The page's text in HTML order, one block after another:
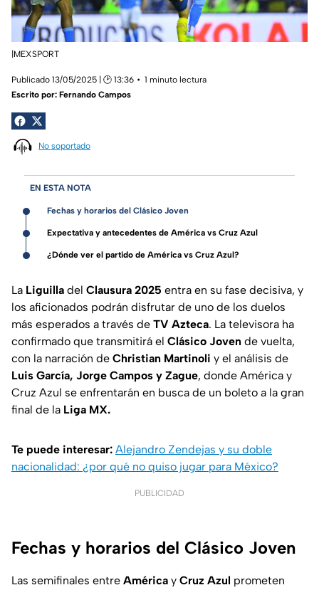
|MEXSPORT
Publicado 13/05/2025 | 🕑 13:36
1 minuto lectura
Escrito por: Fernando Campos
No soportado
EN ESTA NOTA
Fechas y horarios del Clásico Joven
Expectativa y antecedentes de América vs Cruz Azul
¿Dónde ver el partido de América vs Cruz Azul?
La Liguilla del Clausura 2025 entra en su fase decisiva, y
los aficionados podrán disfrutar de uno de los duelos
más esperados a través de TV Azteca. La televisora ha
confirmado que transmitirá el Clásico Joven de vuelta,
con la narración de Christian Martinoli y el análisis de
Luis García, Jorge Campos y Zague, donde América y
Cruz Azul se enfrentarán en busca de un boleto a la gran
final de la Liga MX.
Te puede interesar: Alejandro Zendejas y su doble
nacionalidad: ¿por qué no quiso jugar para México?
PUBLICIDAD
Fechas y horarios del Clásico Joven
Las semifinales entre América y Cruz Azul prometen